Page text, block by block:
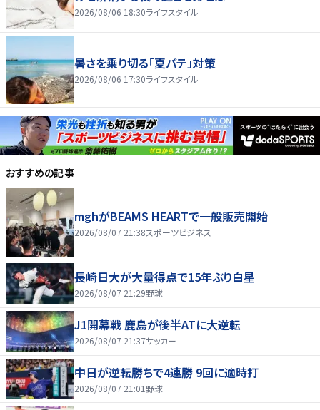
2026/08/06 18:30ライフスタイル
暑さを乗り切る「夏バテ」対策
2026/08/06 17:30ライフスタイル
おすすめの記事
mghがBEAMS HEARTで一般販売開始
2026/08/07 21:38スポーツビジネス
長崎日大が大量得点で15年ぶり白星
2026/08/07 21:29野球
J1開幕戦 鹿島が後半ATに大逆転
2026/08/07 21:37サッカー
中日が逆転勝ちで4連勝 9回に適時打
2026/08/07 21:01 野球